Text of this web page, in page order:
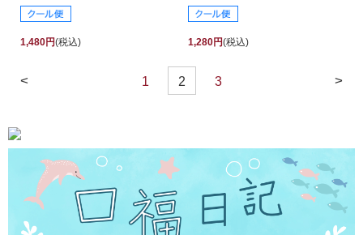
1,480円(税込) 1,280円(税込)
< >
1 2 3